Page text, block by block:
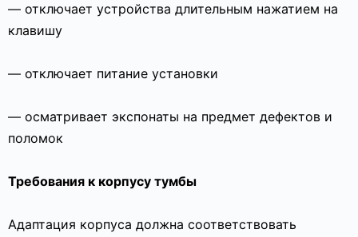
— отключает устройства длительным нажатием на
клавишу
— отключает питание установки
— осматривает экспонаты на предмет дефектов и
поломок
Требования к корпусу тумбы
Адаптация корпуса должна соответствовать